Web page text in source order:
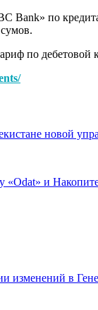
Bank» по
по дебетовой
новой
«Odat» и
изменений в